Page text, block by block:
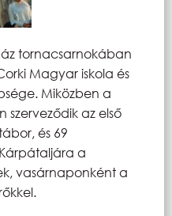
tornacsarnokában
Magyar iskola és
Miközben a
szerveződik az első
és 69
a
vasárnaponként a